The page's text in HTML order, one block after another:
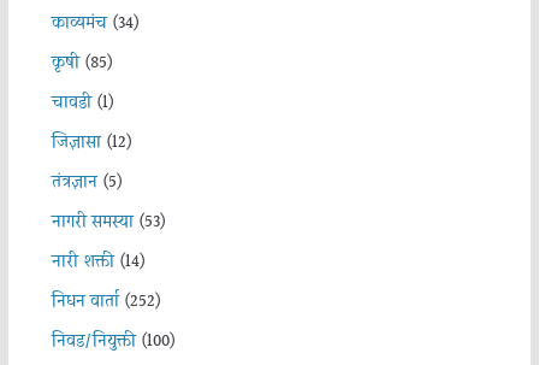
काव्यमंच(34)
कृषी(85)
चावडी(1)
जिज्ञासा(12)
तंत्रज्ञान(5)
नागरी समस्या(53)
नारी शक्ती(14)
निधन वार्ता(252)
निवड/नियुक्ती(100)